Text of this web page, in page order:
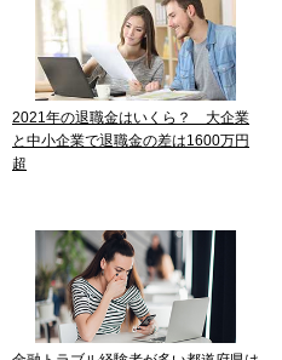
2021年の退職金はいくら？ 大企業
と中小企業で退職金の差は1600万円
超